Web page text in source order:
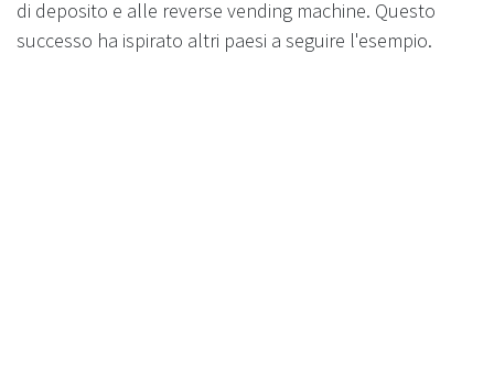
di deposito e alle reverse vending machine. Questo
successo ha ispirato altri paesi a seguire l'esempio.